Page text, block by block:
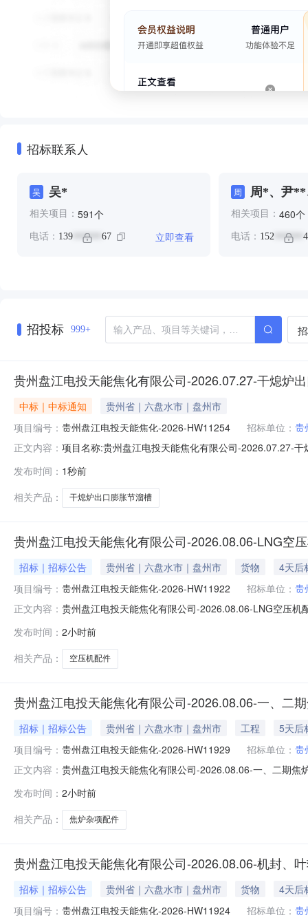
招标联系人
吴 吴*
相关项目： 591个
电话： 139 ****** 67 立即查看
周
周*、尹
**、邢*
相关项目： 460个
电话： 152******
招投标 999+
贵州盘江电投天能焦化有限公司-2026.07.27-干熄炉
中标｜中标通知
贵州省｜六盘水市｜盘州市
项目编号： 贵州盘江电投天能焦化-2026-HW11254 招标单位： 贵
正文内容： 项目名称:贵州盘江电投天能焦化有限公司-2026.07.27-
候选人名称:研拓重工（安徽）有限公司采购单位信息招
发布时间： 1秒前
相关产品：
干熄炉出口膨胀节溜槽
贵州盘江电投天能焦化有限公司-2026.08.06-LNG空
招标｜招标公告 贵州省｜六盘水市｜盘州市 货物
4天后
项目编号： 贵州盘江电投天能焦化-2026-HW11922 招标单位： 贵
正文内容： 贵州盘江电投天能焦化有限公司-2026.08.06-LNG空压
电投天能焦化-2026-HW11922-2026-HW11922-0001报
发布时间： 2小时前
相关产品：
空压机配件
贵州盘江电投天能焦化有限公司-2026.08.06-一、二
招标｜招标公告 贵州省｜六盘水市｜盘州市 工程
5天后
项目编号： 贵州盘江电投天能焦化-2026-HW11929 招标单位： 贵
正文内容： 贵州盘江电投天能焦化有限公司-2026.08.06-一、二期
采购标段包/编号:贵州盘江电投天能焦化-2026-
发布时间： 2小时前
相关产品：
焦炉杂项配件
贵州盘江电投天能焦化有限公司-2026.08.06-机封、
招标｜招标公告 贵州省｜六盘水市｜盘州市 货物
4天后
项目编号： 贵州盘江电投天能焦化-2026-HW11924 招标单位： 贵